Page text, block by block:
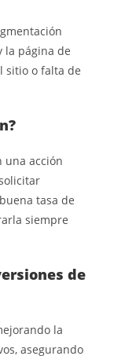
la página de
sitio o falta de
una acción
tasa de
siempre
de
la
asegurando